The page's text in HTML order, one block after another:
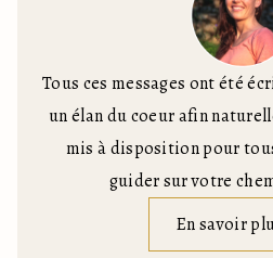
Tous ces messages ont été
un élan du coeur afin
mis à disposition pour
guider sur votre
En savoir